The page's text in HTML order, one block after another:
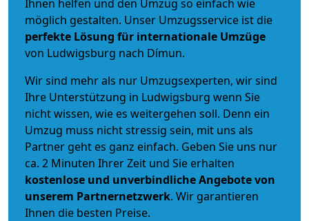
Ihnen helfen und den Umzug so einfach wie
möglich gestalten. Unser Umzugsservice ist die
perfekte Lösung für internationale Umzüge
von Ludwigsburg nach Dímun.
Wir sind mehr als nur Umzugsexperten, wir sind
Ihre Unterstützung in Ludwigsburg wenn Sie
nicht wissen, wie es weitergehen soll. Denn ein
Umzug muss nicht stressig sein, mit uns als
Partner geht es ganz einfach. Geben Sie uns nur
ca. 2 Minuten Ihrer Zeit und Sie erhalten
kostenlose und unverbindlicheAngebote von
unserem Partnernetzwerk. Wir garantieren
Ihnen die besten Preise.